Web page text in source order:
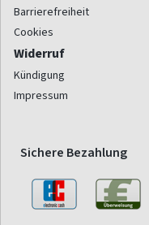
Barrierefreiheit
Cookies
Widerruf
Kündigung
Impressum
Sichere Bezahlung